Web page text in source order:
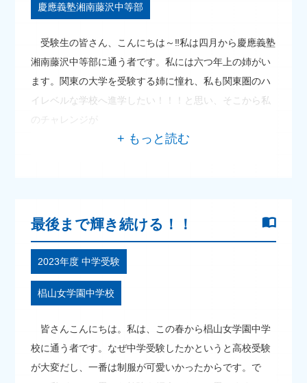
慶應義塾湘南藤沢中等部
受験生の皆さん、こんにちは～‼私は四月から慶應義塾
湘南藤沢中等部に通う者です。私には六つ年上の姉がい
ます。関東の大学を受験する姉に憧れ、私も関東圏のハ
イレベルな学校へ進学したい！！！と思い、そこから私
のチャレンジが
最後まで輝き続ける！！
2023年度 中学受験
椙山女学園中学校
皆さんこんにちは。私は、この春から椙山女学園中学
校に通う者です。なぜ中学受験したかというと高校受験
が大変だし、一番は制服が可愛いかったからです。で